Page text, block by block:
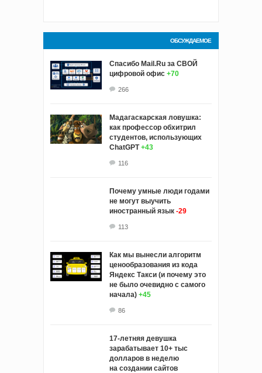
ОБСУЖДАЕМОЕ
Спасибо Mail.Ru за СВОЙ
цифровой офис +70
266
Мадагаскарская ловушка:
как профессор обхитрил
студентов, использующих
ChatGPT +43
116
Почему умные люди годами
не могут выучить
иностранный язык -29
113
Как мы вынесли алгоритм
ценообразования из кода
Яндекс Такси (и почему это
не было очевидно с самого
начала) +45
86
17-летняя девушка
зарабатывает 10+ тыс
долларов в неделю
на создании сайтов